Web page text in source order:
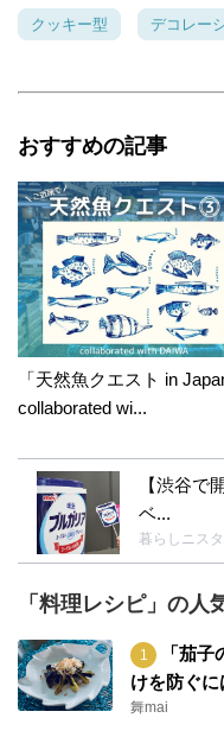
クッキー型 デコレー
おすすめの記事
「天然魚クエスト in
collaborated wi...
【渋谷で
ベ...
暮らしニスタ
「料理レシピ」の人
「茄子
けを防ぐに
舞mai